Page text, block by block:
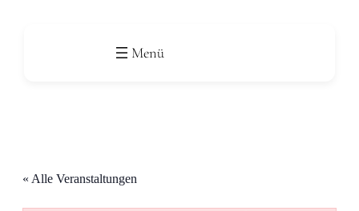
« Alle Veranstaltungen